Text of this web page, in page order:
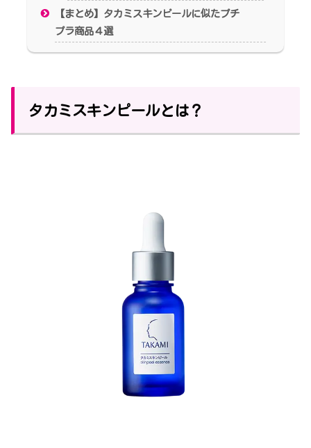
【まとめ】タカミスキンピールに似たプチ
プラ商品４選
タカミスキンピールとは？